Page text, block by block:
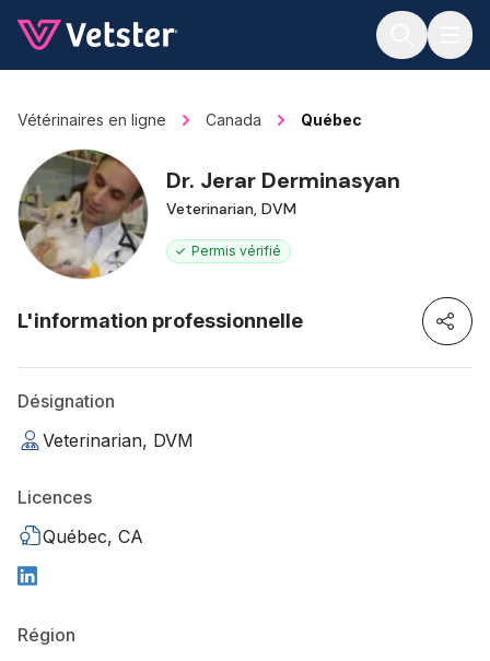
Vétérinaires en ligne Canada Québec
Dr. Jerar Derminasyan
Veterinarian, DVM
Permis vérifié
L'information professionnelle
Désignation
Veterinarian, DVM
Licences
Québec, CA
Région